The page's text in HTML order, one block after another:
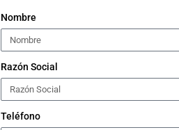
Nombre
Razón Social
Teléfono